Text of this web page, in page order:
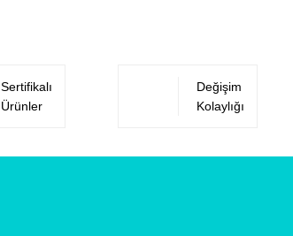
Sertifikalı
Ürünler
Değişim
Kolaylığı